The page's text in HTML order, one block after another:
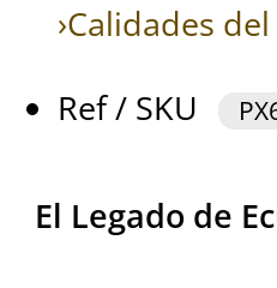
›Calidades
Ref / SKU
El Legado de